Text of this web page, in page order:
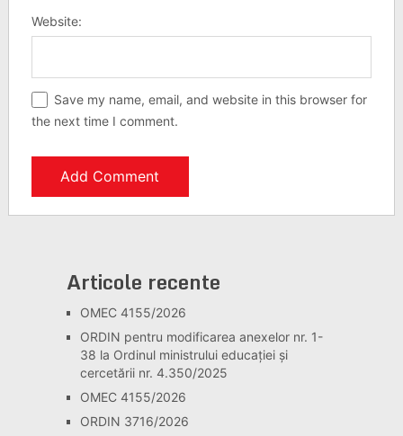
Website:
Save my name, email, and website in this browser for
the next time I comment.
Articole recente
OMEC 4155/2026
ORDIN pentru modificarea anexelor nr. 1-
38 la Ordinul ministrului educației și
cercetării nr. 4.350/2025
OMEC 4155/2026
ORDIN 3716/2026